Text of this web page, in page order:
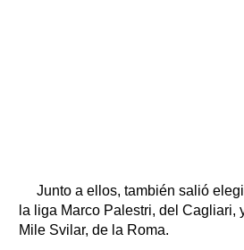
Junto a ellos, también salió
la liga Marco Palestri, del Cagliari,
Mile Svilar, de la Roma.